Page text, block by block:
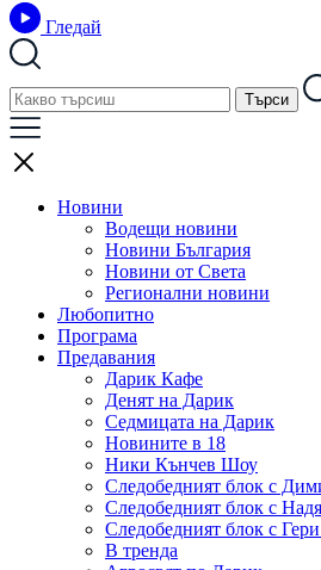
Гледай
Новини
Водещи новини
Новини България
Новини от Света
Регионални новини
Любопитно
Програма
Предавания
Дарик Кафе
Денят на Дарик
Седмицата на Дарик
Новините в 18
Ники Кънчев Шоу
Следобедният блок с
Следобедният блок с
Следобедният блок с
В тренда